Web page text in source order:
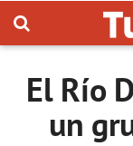
El Río
un